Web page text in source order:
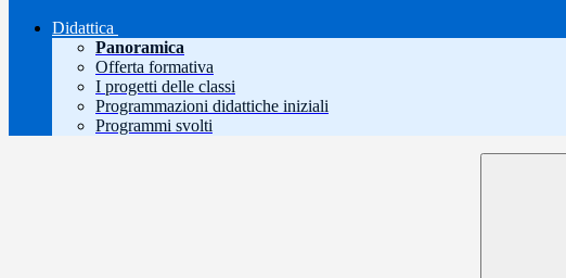
Didattica
Panoramica
Offerta formativa
I progetti delle classi
Programmazioni didattiche iniziali
Programmi svolti